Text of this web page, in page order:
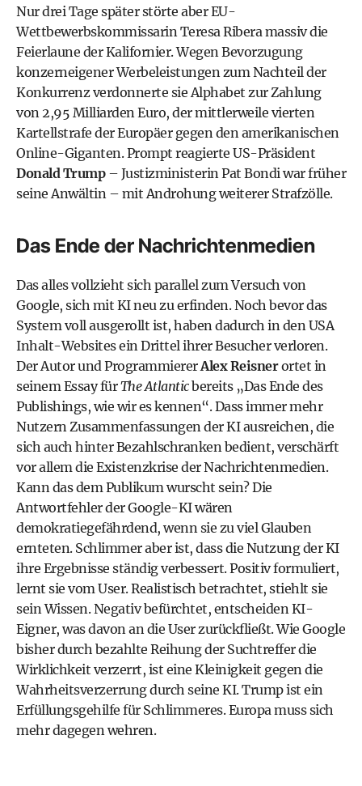
Nur drei Tage später störte aber EU-
Wettbewerbskommissarin Teresa Ribera massiv die
Feierlaune der Kalifornier. Wegen Bevorzugung
konzerneigener Werbeleistungen zum Nachteil der
Konkurrenz verdonnerte sie Alphabet zur Zahlung
von 2,95 Milliarden Euro, der mittlerweile vierten
Kartellstrafe der Europäer gegen den amerikanischen
Online-Giganten. Prompt reagierte US-Präsident
Donald Trump – Justizministerin Pat Bondi war früher
seine Anwältin – mit Androhung weiterer Strafzölle.
Das Ende der Nachrichtenmedien
Das alles vollzieht sich parallel zum Versuch von
Google, sich mit KI neu zu erfinden. Noch bevor das
System voll ausgerollt ist, haben dadurch in den USA
Inhalt-Websites ein Drittel ihrer Besucher verloren.
Der Autor und ProgrammiererAlex Reisnerortet in
seinem Essay fürThe Atlanticbereits „Das Ende des
Publishings, wie wir es kennen“. Dass immer mehr
Nutzern Zusammenfassungen der KI ausreichen, die
sich auch hinter Bezahlschranken bedient, verschärft
vor allem die Existenzkrise der Nachrichtenmedien.
Kann das dem Publikum wurscht sein? Die
Antwortfehler der Google-KI wären
demokratiegefährdend, wenn sie zu viel Glauben
ernteten. Schlimmer aber ist, dass die Nutzung der KI
ihre Ergebnisse ständig verbessert. Positiv formuliert,
lernt sie vom User. Realistisch betrachtet, stiehlt sie
sein Wissen. Negativ befürchtet, entscheiden KI-
Eigner, was davon an die User zurückfließt. Wie Google
bisher durch bezahlte Reihung der Suchtreffer die
Wirklichkeit verzerrt, ist eine Kleinigkeit gegen die
Wahrheitsverzerrung durch seine KI. Trump ist ein
Erfüllungsgehilfe für Schlimmeres. Europa muss sich
mehr dagegen wehren.